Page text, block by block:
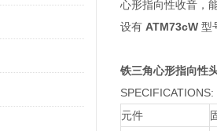
心形指向性收音，
设有 ATM73cW 型
铁三角心形指向性
SPECIFICATIONS:
元件